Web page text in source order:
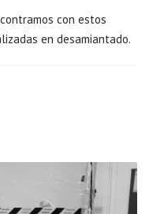
con estos
en desamiantado.